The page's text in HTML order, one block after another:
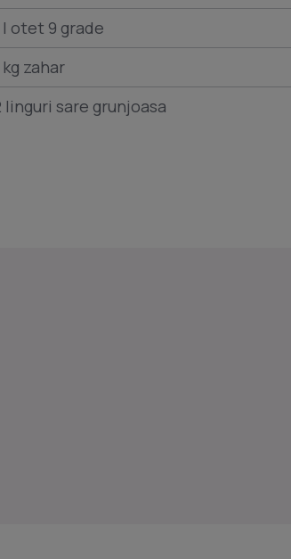
l otet 9 grade
kg zahar
linguri sare grunjoasa